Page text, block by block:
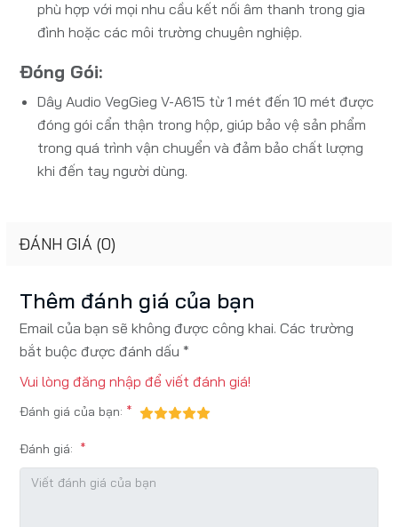
phù hợp với mọi nhu cầu kết nối âm thanh trong gia
đình hoặc các môi trường chuyên nghiệp.
Đóng Gói:
Dây Audio VegGieg V-A615 từ 1 mét đến 10 mét được
đóng gói cẩn thận trong hộp, giúp bảo vệ sản phẩm
trong quá trình vận chuyển và đảm bảo chất lượng
khi đến tay người dùng.
ĐÁNH GIÁ (0)
Thêm đánh giá của bạn
Email của bạn sẽ không được công khai. Các trường
bắt buộc được đánh dấu *
Vui lòng đăng nhập để viết đánh giá!
Đánh giá của bạn:
Đánh giá: